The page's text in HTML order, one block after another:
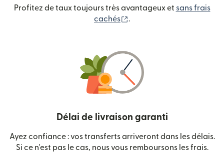
Profitez de taux toujours très avantageux et sans frais
cachés
.
Délai de livraison garanti
Ayez confiance : vos transferts arriveront dans les délais.
Si ce n'est pas le cas, nous vous remboursons les frais.